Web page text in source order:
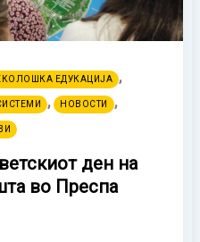
ЕДУКАЦИЈА ,
, НОВОСТИ ,
ден на
во Преспа